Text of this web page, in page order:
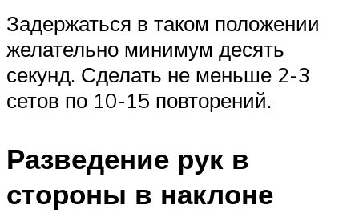
Задержаться в таком положении
желательно минимум десять
секунд. Сделать не меньше 2-3
сетов по 10-15 повторений.
Разведение рук в
стороны в наклоне